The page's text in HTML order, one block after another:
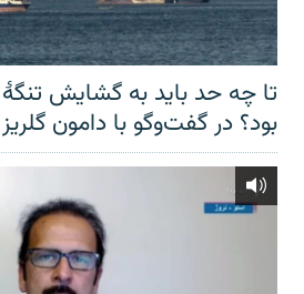
تا چه حد باید به گشایش
بود؟ در گفت‌وگو با دامون گلریز